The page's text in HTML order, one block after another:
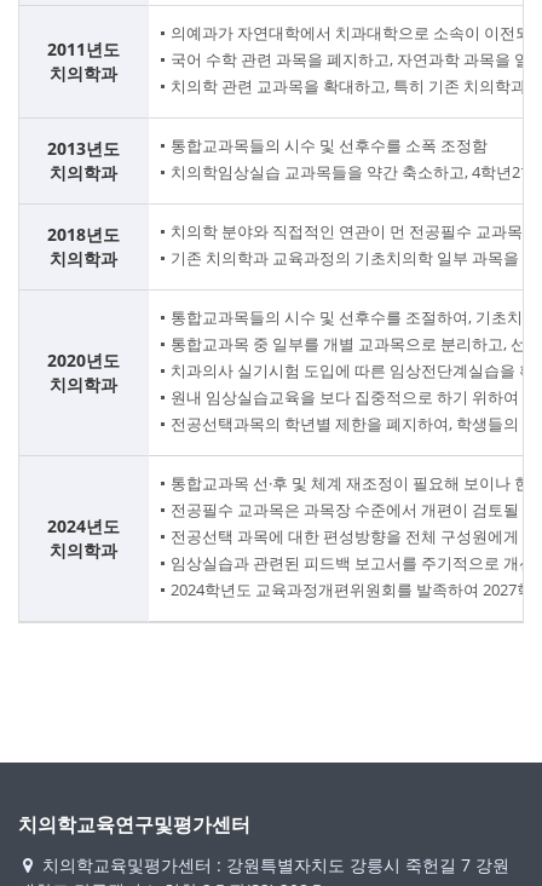
육
연
구
및
평
가
센
터
2011년도
치의학과
의예과가 자연대학에서 치과대학으로 소속이 이전되
국어 수학 관련 과목을 폐지하고, 자연과학 과목을 일
치의학 관련 교과목을 확대하고, 특히 기존 치의학과
2013년도
치의학과
통합교과목들의 시수 및 선후수를 소폭 조정함
치의학임상실습 교과목들을 약간 축소하고, 4학년2
2018년도
치의학과
치의학 분야와 직접적인 연관이 먼 전공필수 교과목,
기존 치의학과 교육과정의 기초치의학 일부 과목을
2020년도
치의학과
통합교과목들의 시수 및 선후수를 조절하여, 기초치
통합교과목 중 일부를 개별 교과목으로 분리하고, 선
치과의사 실기시험 도입에 따른 임상전단계실습을
원내 임상실습교육을 보다 집중적으로 하기 위하여
전공선택과목의 학년별 제한을 폐지하여, 학생들의
2024년도
치의학과
통합교과목 선·후 및 체계 재조정이 필요해 보이나
전공필수 교과목은 과목장 수준에서 개편이 검토될
전공선택 과목에 대한 편성방향을 전체 구성원에게
임상실습과 관련된 피드백 보고서를 주기적으로 개선
2024학년도 교육과정개편위원회를 발족하여 2027
치의학교육연구및평가센터
치의학교육및평가센터 : 강원특별자치도 강릉시 죽헌길 7 강원